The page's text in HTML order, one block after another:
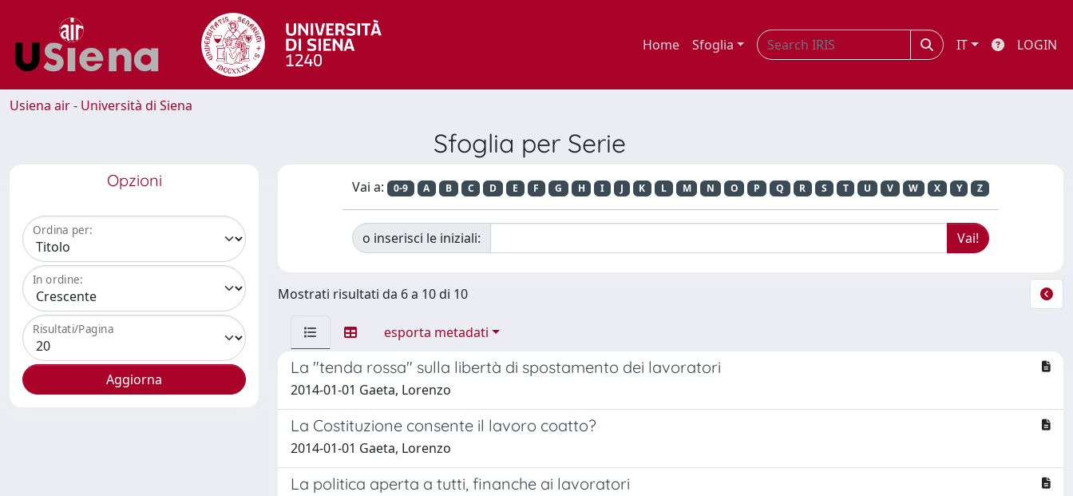
Home Sfoglia IT LOGIN
Usiena air - Università di Siena
Sfoglia per Serie
Opzioni
Ordina per:
In ordine:
Risultati/Pagina
Vai a: 0-9 A B C D E F G H I J K L M N O P Q R S T U V W X Y Z
o inserisci le iniziali:
Mostrati risultati da 6 a 10 di 10
esporta metadati
La "tenda rossa" sulla libertà di spostamento dei lavoratori
2014-01-01 Gaeta, Lorenzo
La Costituzione consente il lavoro coatto?
2014-01-01 Gaeta, Lorenzo
La politica aperta a tutti, finanche ai lavoratori